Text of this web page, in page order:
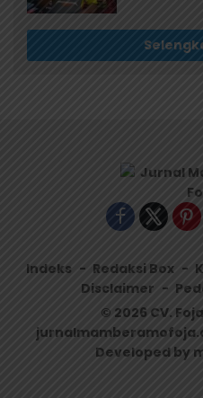
Indeks Redaksi Box
Disclaimer
© 2026 CV.
Developed by